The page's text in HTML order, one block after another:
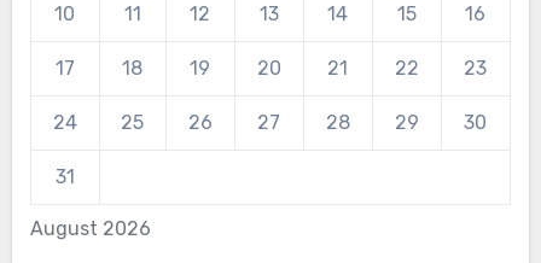
August 2026
10 11 12 13 14 15 16
17 18 19 20 21 22 23
24 25 26 27 28 29 30
31